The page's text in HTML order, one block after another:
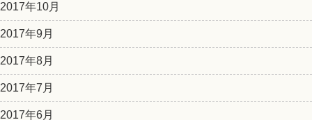
2017年10月
2017年9月
2017年8月
2017年7月
2017年6月